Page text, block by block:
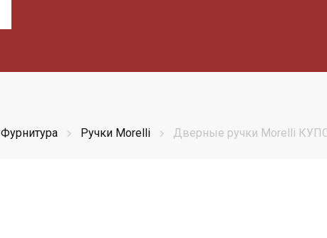
Фурнитура Ручки Morelli Дверные ручки Morelli